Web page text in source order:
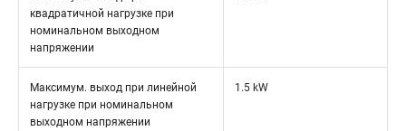
квадратичной нагрузке при
номинальном выходном
напряжении
Максимум. выход при линейной
нагрузке при номинальном
выходном напряжении
1.5 kW